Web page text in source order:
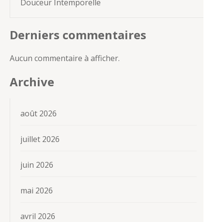
Douceur Intemporelle
Derniers commentaires
Aucun commentaire à afficher.
Archive
août 2026
juillet 2026
juin 2026
mai 2026
avril 2026